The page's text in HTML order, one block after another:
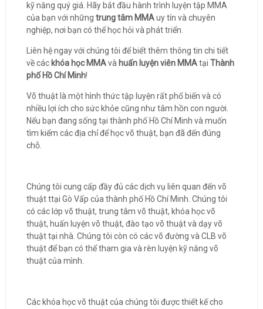
kỹ năng quý giá. Hãy bắt đầu hành trình luyện tập MMA
của bạn với những trung tâm MMAuy tín và chuyên
nghiệp, nơi bạn có thể học hỏi và phát triển.
Liên hệ ngay với chúng tôi để biết thêm thông tin chi tiết
về các khóa học MMAvà huấn luyện viên MMAtại Thành
phố Hồ Chí Minh!
Võ thuật là một hình thức tập luyện rất phổ biến và có
nhiều lợi ích cho sức khỏe cũng như tâm hồn con người.
Nếu bạn đang sống tại thành phố Hồ Chí Minh và muốn
tìm kiếm các địa chỉ để học võ thuật, bạn đã đến đúng
chỗ.
Chúng tôi cung cấp đầy đủ các dịch vụ liên quan đến võ
thuật ttại Gò Vấp của thành phố Hồ Chí Minh. Chúng tôi
có các lớp võ thuật, trung tâm võ thuật, khóa học võ
thuật, huấn luyện võ thuật, đào tạo võ thuật và dạy võ
thuật tại nhà. Chúng tôi còn có các võ đường và CLB võ
thuật để bạn có thể tham gia và rèn luyện kỹ năng võ
thuật của mình.
Các khóa học võ thuật của chúng tôi được thiết kế cho